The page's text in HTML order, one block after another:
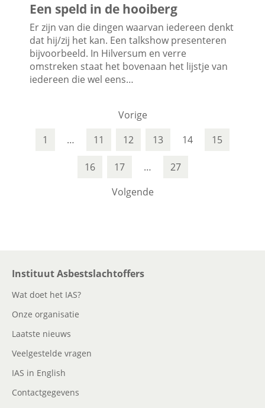
Een speld in de hooiberg
Er zijn van die dingen waarvan iedereen denkt
dat hij/zij het kan. Een talkshow presenteren
bijvoorbeeld. In Hilversum en verre
omstreken staat het bovenaan het lijstje van
iedereen die wel eens…
Vorige
1
… 11 12 13 14 15
16 17 …
27
Volgende
Instituut Asbestslachtoffers
Wat doet het IAS?
Onze organisatie
Laatste nieuws
Veelgestelde vragen
IAS in English
Contactgegevens